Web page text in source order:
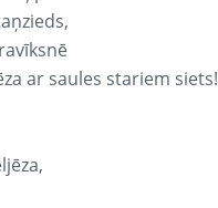
ar saules stariem siets!